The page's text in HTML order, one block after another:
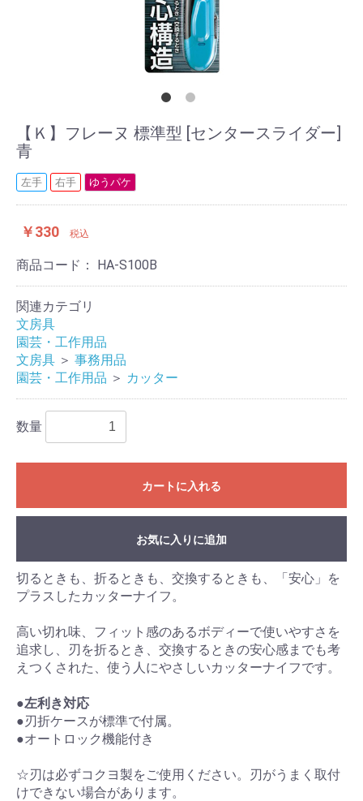
【Ｋ】フレーヌ 標準型 [センタースライダー]
青
左手 右手 ゆうパケ
￥330 税込
商品コード： HA-S100B
関連カテゴリ
文房具
園芸・工作用品
文房具 ＞ 事務用品
園芸・工作用品 ＞ カッター
数量
カートに入れる
お気に入りに追加
切るときも、折るときも、交換するときも、「安心」を
プラスしたカッターナイフ。
高い切れ味、フィット感のあるボディーで使いやすさを
追求し、刃を折るとき、交換するときの安心感までも考
えつくされた、使う人にやさしいカッターナイフです。
●左利き対応
●刃折ケースが標準で付属。
●オートロック機能付き
☆刃は必ずコクヨ製をご使用ください。刃がうまく取付
けできない場合があります。